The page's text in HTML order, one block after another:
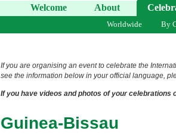
Welcome About
Worldwide By
If you are organising an event to celebrate the
see the information below in your official language,
If you have videos and photos of your
Guinea-Bissau